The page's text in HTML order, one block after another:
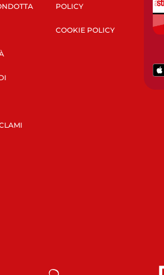
POLICY
COOKIE POLICY